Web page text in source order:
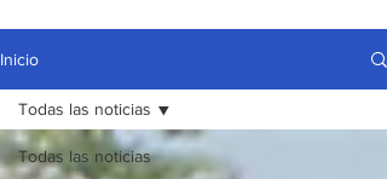
Inicio
Todas las noticias
Todas las noticias